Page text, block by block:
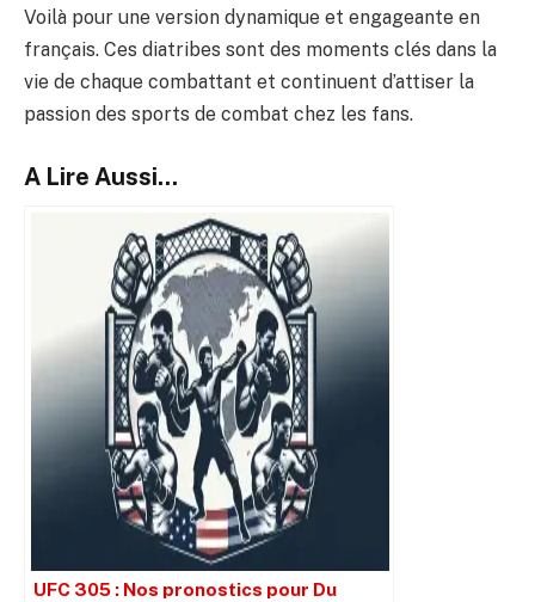
Voilà pour une version dynamique et engageante en
français. Ces diatribes sont des moments clés dans la
vie de chaque combattant et continuent d’attiser la
passion des sports de combat chez les fans.
A Lire Aussi...
UFC 305 : Nos pronostics pour Du